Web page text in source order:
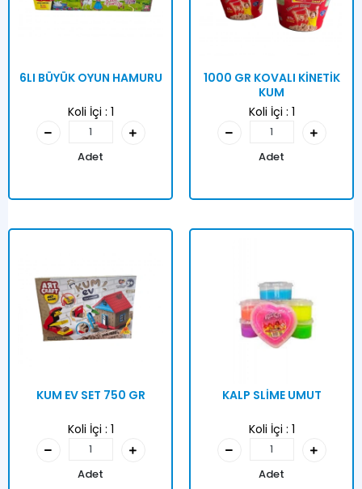
6LI BÜYÜK OYUN HAMURU
Koli İçi : 1
Adet
1000 GR KOVALI KİNETİK
KUM
Koli İçi : 1
Adet
KUM EV SET 750 GR
Koli İçi : 1
Adet
KALP SLİME UMUT
Koli İçi : 1
Adet